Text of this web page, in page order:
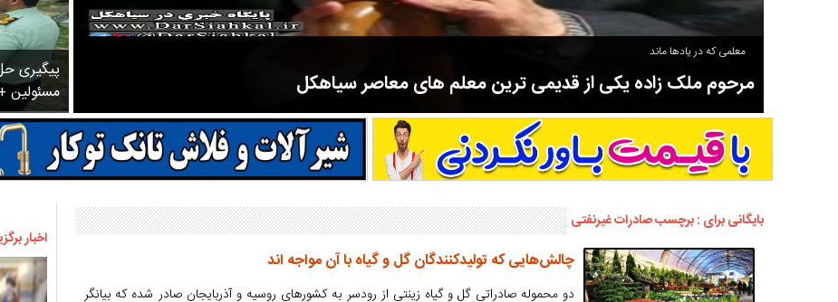
پیگیری
مسئولین
معلمی که در یادها ماند
مرحوم ملک زاده یکی از قدیمی ترین معلم های معاصر سیاهکل
مرحوم ملک زاده از سال ۱۳۲۷ شروع به تدریس در مدارس سیاهکل کرد و در ۳۱ سال خدمت خود، علاوه بر تدریس در کلاس اول، معلم نهضت
سوادآموزی و عضو موسس مدرسه اورنگ سیاهکل نیز بود و در سال ۱۳۵۸ بازنشست شد.
بایگانی برای : برچسب صادرات غیرنفتی
چالش‌هایی که تولیدکنندگان گل و گیاه با آن مواجه اند
دو محموله صادراتی گل و گیاه زینتی از رودسر به کشورهای روسیه و آذربایجان صادر شده که بیانگر
اخبار